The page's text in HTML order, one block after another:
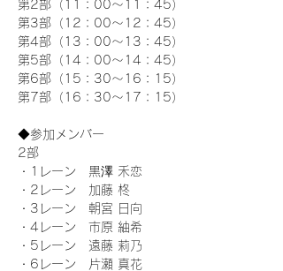
第2部（11：00～11：45）
第3部（12：00～12：45）
第4部（13：00～13：45）
第5部（14：00～14：45）
第6部（15：30～16：15）
第7部（16：30～17：15）
◆参加メンバー
2部
・1レーン　黒澤 禾恋
・2レーン　加藤 柊
・3レーン　朝宮 日向
・4レーン　市原 紬希
・5レーン　遠藤 莉乃
・6レーン　片瀬 真花